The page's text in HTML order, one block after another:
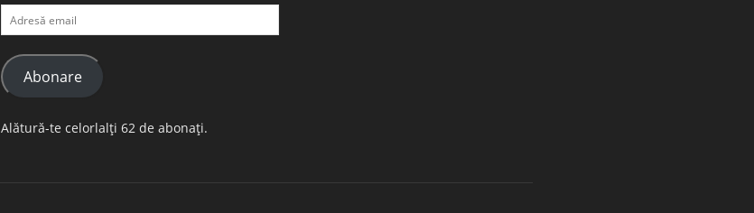
Adresă
email
Abonare
Alătură-te celorlalți 62 de abonați.